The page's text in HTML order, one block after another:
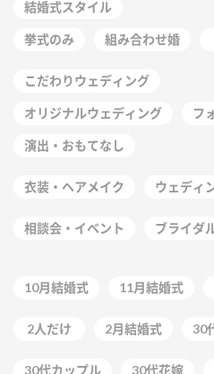
結婚式スタイル
挙式のみ 組み合わせ婚
こだわりウェディング
オリジナルウェディング フ
演出・おもてなし
衣装・ヘアメイク ウェディ
相談会・イベント ブライダ
10月結婚式 11月結婚式
2人だけ 2月結婚式 30
30代カップル 30代花嫁